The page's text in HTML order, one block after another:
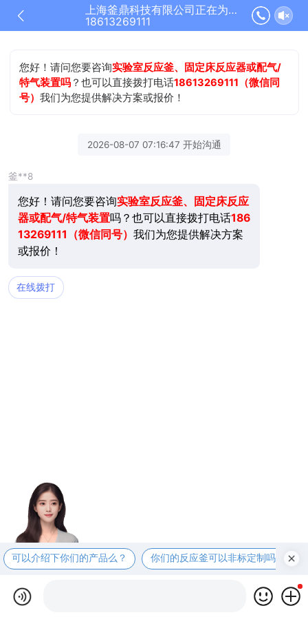
上海釜鼎科技有限公司正在为您服务
18613269111
您好！请问您要咨询实验室反应釜、固定床反应器或配气/
特气装置吗 ？也可以直接拨打电话18613269111（微信同
号）我们为您提供解决方案或报价！
2026-08-07 07:16:47 开始沟通
釜**8
您好！请问您要咨询实验室反应釜、固定床反应
器或配气/特气装置吗？也可以直接拨打电话186
13269111（微信同号） 我们为您提供解决方案
或报价！
在线拨打
可以介绍下你们的产品么？ 你们的反应釜可以非标定制吗？